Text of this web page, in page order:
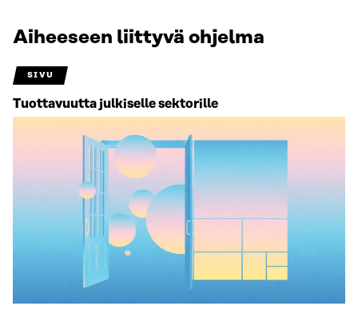
Aiheeseen liittyvä ohjelma
SIVU
Tuottavuutta julkiselle sektorille